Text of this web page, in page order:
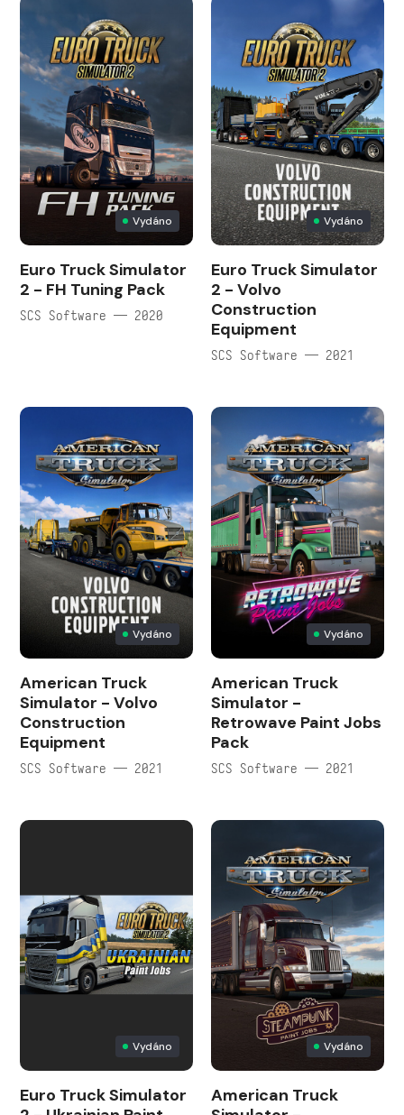
Vydáno
Euro Truck Simulator
2 - FH Tuning Pack
SCS Software — 2020
Vydáno
Euro Truck Simulator
2 - Volvo
Construction
Equipment
SCS Software — 2021
Vydáno
American Truck
Simulator - Volvo
Construction
Equipment
SCS Software — 2021
Vydáno
American Truck
Simulator -
Retrowave Paint Jobs
Pack
SCS Software — 2021
Vydáno
Euro Truck Simulator
Vydáno
American Truck